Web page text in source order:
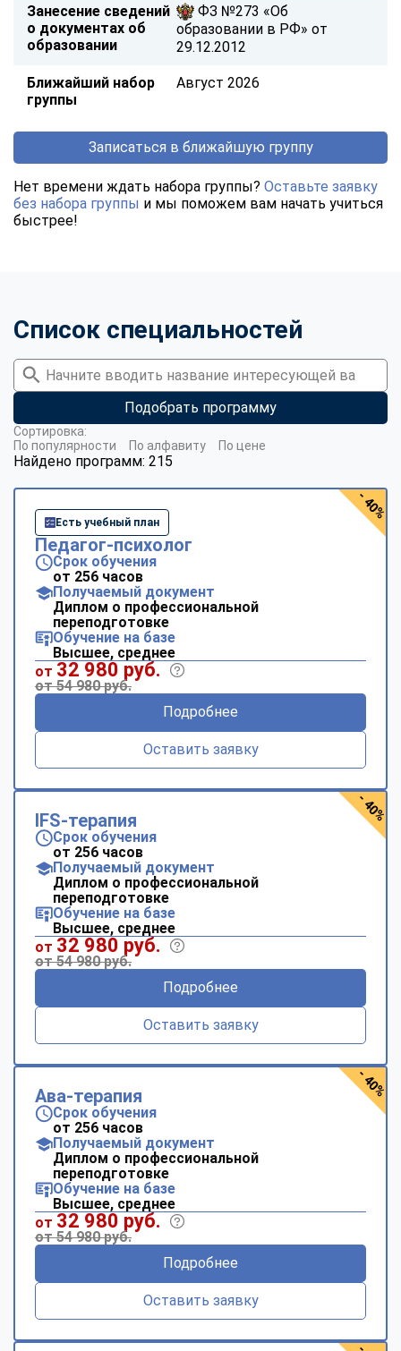
Занесение сведений
о документах об
образовании
ФЗ №273 «Об
образовании в РФ» от
29.12.2012
Ближайший набор
группы
Август 2026
Записаться в ближайшую группу
Нет времени ждать набора группы? Оставьте заявку
без набора группы и мы поможем вам начать учиться
быстрее!
Список специальностей
Подобрать программу
Найдено программ: 215
Сортировка:
По популярности
По алфавиту По цене
Есть учебный план
Педагог-психолог
Срок обучения
от 256 часов
Получаемый документ
Диплом о профессиональной
переподготовке
Обучение на базе
Высшее, среднее
от 32 980 руб.
от 54 980 руб.
Подробнее
Оставить заявку
- 40%
IFS-терапия
Срок обучения
от 256 часов
Получаемый документ
Диплом о профессиональной
переподготовке
Обучение на базе
Высшее, среднее
от 32 980 руб.
от 54 980 руб.
Подробнее
Оставить заявку
- 40%
Ава-терапия
Срок обучения
от 256 часов
Получаемый документ
Диплом о профессиональной
переподготовке
Обучение на базе
Высшее, среднее
от 32 980 руб.
от 54 980 руб.
Подробнее
Оставить заявку
- 40%